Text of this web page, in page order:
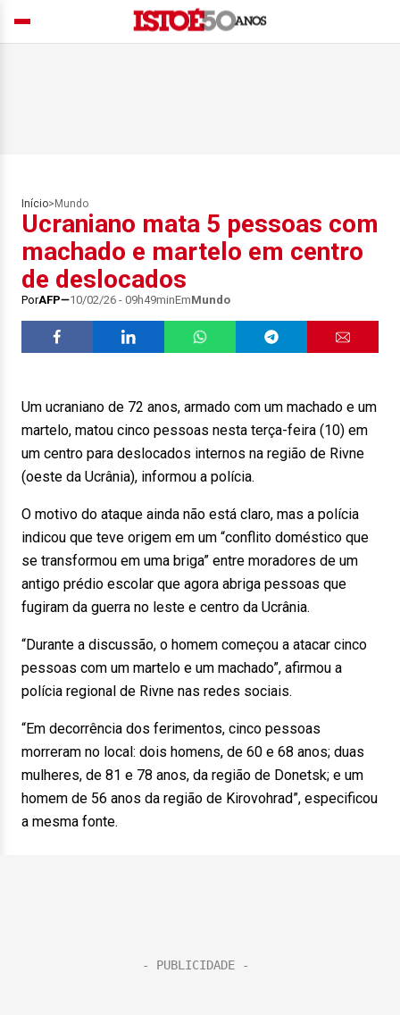
Início> Mundo
Ucraniano mata 5 pessoas com
machado e martelo em centro
de deslocados
PorAFP 10/02/26 - 09h49minEmMundo
Um ucraniano de 72 anos, armado com um machado e um
martelo, matou cinco pessoas nesta terça-feira (10) em
um centro para deslocados internos na região de Rivne
(oeste da Ucrânia), informou a polícia.
O motivo do ataque ainda não está claro, mas a polícia
indicou que teve origem em um “conflito doméstico que
se transformou em uma briga” entre moradores de um
antigo prédio escolar que agora abriga pessoas que
fugiram da guerra no leste e centro da Ucrânia.
“Durante a discussão, o homem começou a atacar cinco
pessoas com um martelo e um machado”, afirmou a
polícia regional de Rivne nas redes sociais.
“Em decorrência dos ferimentos, cinco pessoas
morreram no local: dois homens, de 60 e 68 anos; duas
mulheres, de 81 e 78 anos, da região de Donetsk; e um
homem de 56 anos da região de Kirovohrad”, especificou
a mesma fonte.